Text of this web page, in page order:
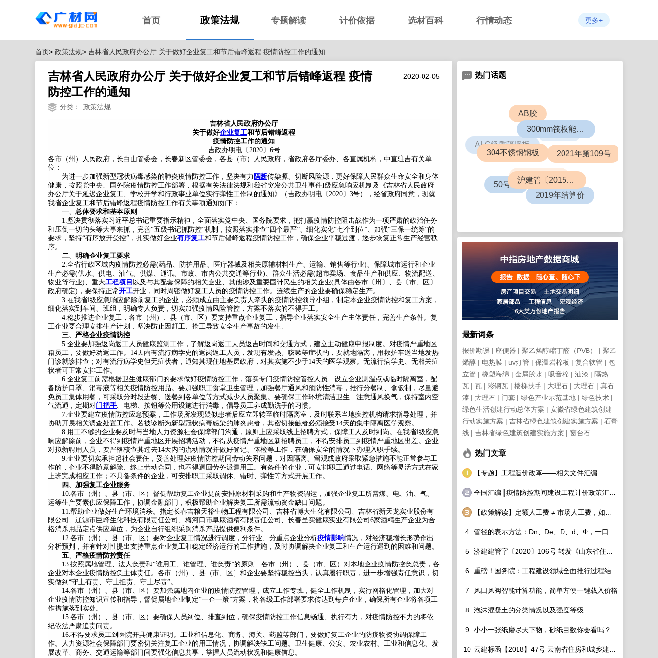
首页 政策法规 专题解读 计价依据 选材百科 行情动态 更多+
首页> 政策法规> 吉林省人民政府办公厅 关于做好企业复工和节后错峰返程 疫情防控工作的通知
吉林省人民政府办公厅 关于做好企业复工和节后错峰返程 疫情
防控工作的通知
2020-02-05
分类： 政策法规
吉林省人民政府办公厅
关于做好企业复工和节后错峰返程
疫情防控工作的通知
吉政办明电〔2020〕6号
各市（州）人民政府，长白山管委会，长春新区管委会，各县（市）人民政府，省政府各厅委办、各直属机构，中直驻吉有关单
位：
为进一步加强新型冠状病毒感染的肺炎疫情防控工作，坚决有力 隔断传染源、切断风险源，更好保障人民群众生命安全和身体
健康，按照党中央、国务院疫情防控工作部署，根据有关法律法规和我省突发公共卫生事件I级应急响应机制及《吉林省人民政府
办公厅关于延迟企业复工、学校开学和行政事业单位实行弹性工作制的通知》（吉政办明电〔2020〕3号），经省政府同意，现就
我省企业复工和节后错峰返程疫情防控工作有关事项通知如下：
一、总体要求和基本原则
1.坚决贯彻落实习近平总书记重要指示精神，全面落实党中央、国务院要求，把打赢疫情防控阻击战作为一项严肃的政治任务
和压倒一切的头等大事来抓，完善“五级书记抓防控”机制，按照落实排查“四个最严”、细化实化“七个到位”、加强“三保一统筹”的
要求，坚持“有序放开受控”，扎实做好企业有序复工和节后错峰返程疫情防控工作，确保企业平稳过渡，逐步恢复正常生产经营秩
序。
二、明确企业复工要求
2.全省行政区域内疫情防控必需(药品、防护用品、医疗器械及相关原辅材料生产、运输、销售等行业)、保障城市运行和企业
生产必需(供水、供电、油气、供煤、通讯、市政、市内公共交通等行业)、群众生活必需(超市卖场、食品生产和供应、物流配送、
物业等行业)、重大工程项目 以及与其配套保障的相关企业、其他涉及重要国计民生的相关企业(具体由各市〔州〕、县〔市、区〕
政府确定)，要保持正常开工开业，同时周密做好复工人员的疫情防控工作。连续生产的企业要确保稳定生产。
3.在我省Ⅰ级应急响应解除前复工的企业，必须成立由主要负责人牵头的疫情防控领导小组，制定本企业疫情防控和复工方案，
细化落实到车间、班组，明确专人负责，切实加强疫情风险管控，方案不落实的不得开工。
4.稳步推进企业复工，各市（州）、县（市、区）要支持重点企业复工，指导企业落实安全生产主体责任，完善生产条件。复
工企业要合理安排生产计划，坚决防止因赶工、抢工导致安全生产事故的发生。
三、严格企业疫情防控
5.企业要加强返岗返工人员健康监测工作，了解返岗返工人员返吉时间和交通方式，建立主动健康申报制度。对疫情严重地区
籍员工，要做好劝返工作。14天内有流行病学史的返岗返工人员，发现有发热、咳嗽等症状的，要就地隔离，用救护车送当地发热
门诊就诊排查；对有流行病学史但无症状者，通知其现住地基层政府，对其实施不少于14天的医学观察。无流行病学史、无相关症
状者可正常安排工作。
6.企业复工前需根据卫生健康部门的要求做好疫情防控工作，落实专门疫情防控管控人员、设立企业测温点或临时隔离室，配
备防护口罩、消毒液等相关疫情防控用品。要加强职工食堂卫生管理，加强餐厅通风和预防性消毒，推行分餐制、盒饭制，尽量避
免员工集体用餐，可采取分时段进餐、送餐到各单位等方式减少人员聚集。要确保工作环境清洁卫生，注意通风换气，保持室内空
气流通，定期对门把手、电梯、按钮等公用设施进行消毒，倡导员工养成勤洗手的习惯。
7.企业要建立疫情防控应急预案，工作场所发现疑似患者后应立即转至临时隔离室，及时联系当地疾控机构请求指导处理，并
协助开展相关调查处置工作。若被诊断为新型冠状病毒感染的肺炎患者，其密切接触者必须接受14天的集中隔离医学观察。
8.用工不够的企业要及时与当地人力资源社会保障部门沟通，原则上应采取线上招聘方式，保障工人及时到岗。在我省Ⅰ级应急
响应解除前，企业不得到疫情严重地区开展招聘活动，不得从疫情严重地区新招聘员工，不得安排员工到疫情严重地区出差。企业
对拟新聘用人员，要严格核查其过去14天内的流动情况并做好登记、体检等工作，在确保安全的情况下办理入职手续。
9.企业要切实承担起社会责任，妥善处理好疫情防控期间劳动关系问题，对因隔离、留观或政府采取紧急措施不能正常参与工
作的，企业不得随意解除、终止劳动合同，也不得退回劳务派遣用工。有条件的企业，可安排职工通过电话、网络等灵活方式在家
上班完成相应工作；不具备条件的企业，可安排职工采取调休、错时、弹性等方式开展工作。
四、加强复工企业服务
10.各市（州）、县（市、区）督促帮助复工企业提前安排原材料采购和生产物资调运，加强企业复工所需煤、电、油、气、
运等生产要素供应保障工作，协调金融部门，积极帮助企业解决复工所需流动资金缺口问题。
11.帮助企业做好生产环境消杀。指定长春吉粮天裕生物工程有限公司、吉林省博大生化有限公司、吉林省新天龙实业股份有
限公司、辽源市巨峰生化科技有限责任公司、梅河口市阜康酒精有限责任公司、长春呈实健康实业有限公司6家酒精生产企业为合
格消杀用品定点供应单位，为企业自行组织采购消杀产品提供便利条件。
12.各市（州）、县（市、区）要对企业复工情况进行调度，分行业、分重点企业分析疫情影响情况，对经济稳增长形势作出
分析预判，并有针对性提出支持重点企业复工和稳定经济运行的工作措施，及时协调解决企业复工和生产运行遇到的困难和问题。
五、严格疫情防控责任
13.按照属地管理、法人负责和“谁用工、谁管理、谁负责”的原则，各市（州）、县（市、区）对本地企业疫情防控负总责，各
企业对本企业疫情防控负主体责任。各市（州）、县（市、区）和企业要坚持稳控当头，认真履行职责，进一步增强责任意识，切
实做到“守土有责、守土担责、守土尽责”。
14.各市（州）、县（市、区）要加强属地内企业的疫情防控管理，成立工作专班，健全工作机制，实行网格化管理，加大对
企业疫情防控知识宣传和指导，督促属地企业制定“一企一策”方案，将各级工作部署要求传达到每户企业，确保所有企业将各项工
作措施落到实处。
15.各市（州）、县（市、区）要确保人员到位、排查到位，确保疫情防控工作信息畅通、执行有力，对疫情防控不力的将依
纪依法严肃追责问责。
16.不得要求员工到医院开具健康证明。工业和信息化、商务、海关、药监等部门，要做好复工企业的防疫物资协调保障工
作。人力资源社会保障部门要密切关注复工企业的用工情况，协调解决缺工问题。卫生健康、公安、农业农村、工业和信息化、发
展改革、商务、交通运输等部门间要强化信息共享，掌握人员流动状况和健康信息。
热门话题
2019年结算价
2021年第109号
300mm筏板能盖几层楼
304不锈钢钢板
50号令
6063铝合金
ABS板
AB胶
ALC轻质隔墙板
最新词条
报价勘误 座便器 聚乙烯醇缩丁醛（PVB）
聚乙
烯醇
电热膜 uv灯管 保温岩棉板 复合软管
包
立管
橡塑海绵 金属胶水 吸音棉 油漆
隔热
瓦
瓦 彩钢瓦 楼梯扶手 大理石 大理石
真石
漆
大理石 门套 绿色产业示范基地
绿色技术
绿色生活创建行动总体方案
安徽省绿色建筑创建
行动实施方案
吉林省绿色建筑创建实施方案
石膏
线
吉林省绿色建筑创建实施方案 窗台石
热门文章
【专题】工程造价改革——相关文件汇编
4
5
6
7 风口风阀智能计算功能，简单方便一键载入价格
8 泡沫混凝土的分类情况以及强度等级
9 小小一张纸磨尽天下物，砂纸目数你会看吗？
10